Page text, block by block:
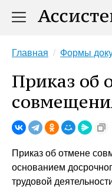
Главная Формы
Приказ об
Приказ об отмене
основанием
трудовой